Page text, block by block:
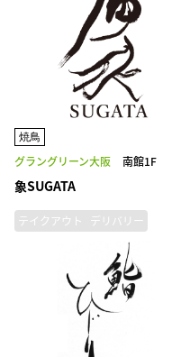
焼鳥
グラングリーン大阪 南館1F
象SUGATA
テイクアウト デリバリー